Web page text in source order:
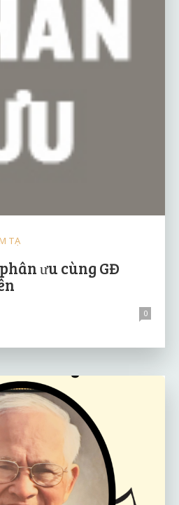
TẠ
ưu cùng GĐ
0